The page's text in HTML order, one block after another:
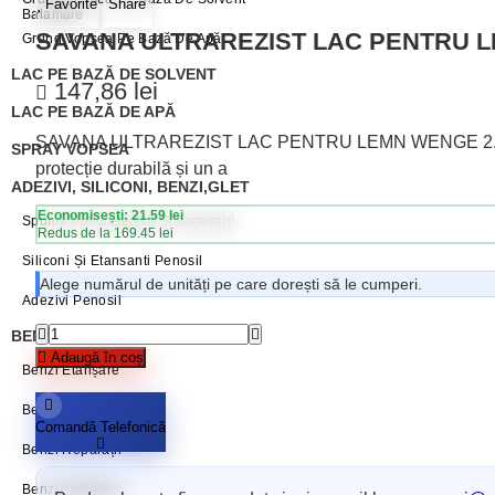
Balamale
Grund Vopsea Pe Bază De Apă
LAC PE BAZĂ DE SOLVENT
LAC PE BAZĂ DE APĂ
SPRAY VOPSEA
ADEZIVI, SILICONI, BENZI,GLET
Spumă Poliuretanică Și Accesorii
Siliconi Și Etansanti Penosil
Adezivi Penosil
BENZI ADEZIVE / AUTOADEZIVE
Benzi Etanșare
Benzi Mascare
Benzi Reparații
Benzi Ambalare
Favorite Share
SAVANA ULTRAREZIST LAC PENTRU
147,86 lei
SAVANA ULTRAREZIST LAC PENTRU LEMN WENGE
protecție durabilă și un a
Economisești: 21.59 lei
Redus de la 169.45 lei
Alege numărul de unități pe care dorești să le cumperi.
Adaugă în coș
Comandă Telefonică